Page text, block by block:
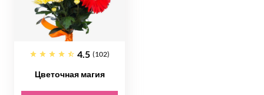
4.5 (102)
Цветочная магия